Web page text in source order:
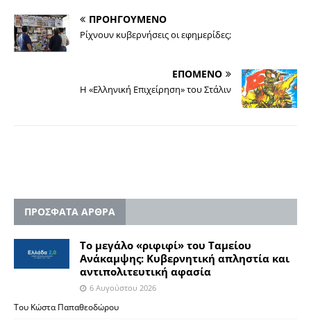
ΠΡΟΗΓΟΥΜΕΝΟ
Ρίχνουν κυβερνήσεις οι εφημερίδες;
ΕΠΟΜΕΝΟ
Η «Ελληνική Επιχείρηση» του Στάλιν
ΠΡΟΣΦΑΤΑ ΑΡΘΡΑ
Το μεγάλο «ριφιφί» του Ταμείου
Ανάκαμψης: Κυβερνητική απληστία και
αντιπολιτευτική αφασία
6 Αυγούστου 2026
Του Κώστα Παπαθεοδώρου